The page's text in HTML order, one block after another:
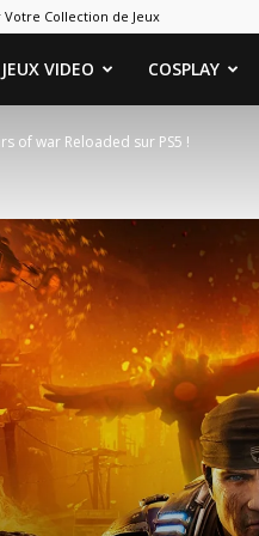
Votre Collection de Jeux
JEUX VIDEO COSPLAY
of war Reloaded sur PS5 !